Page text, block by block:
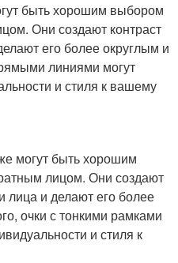
быть хорошим выбором
Они создают контраст
его более округлым и
линиями могут
и стиля к вашему
могут быть хорошим
лицом. Они создают
лица и делают его более
очки с тонкими рамками
и стиля к